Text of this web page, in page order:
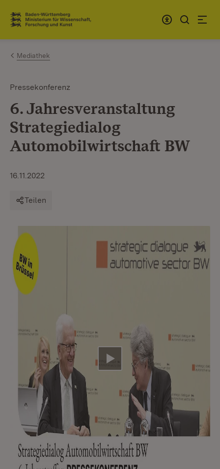
Zum Inhalt springen
Link zur Startseite
Mediathek
Pressekonferenz
6. Jahresveranstaltung
Strategiedialog
Automobilwirtschaft BW
16.11.2022
Teilen
Video abspielen